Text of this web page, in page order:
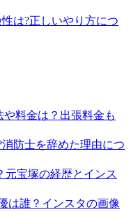
性は?正しいやり方につ
料金は？出張料金も
防士を辞めた理由につ
元宝塚の経歴とインス
は誰？インスタの画像